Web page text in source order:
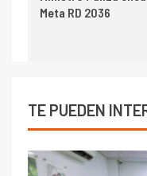
Meta RD 2036
TE PUEDEN